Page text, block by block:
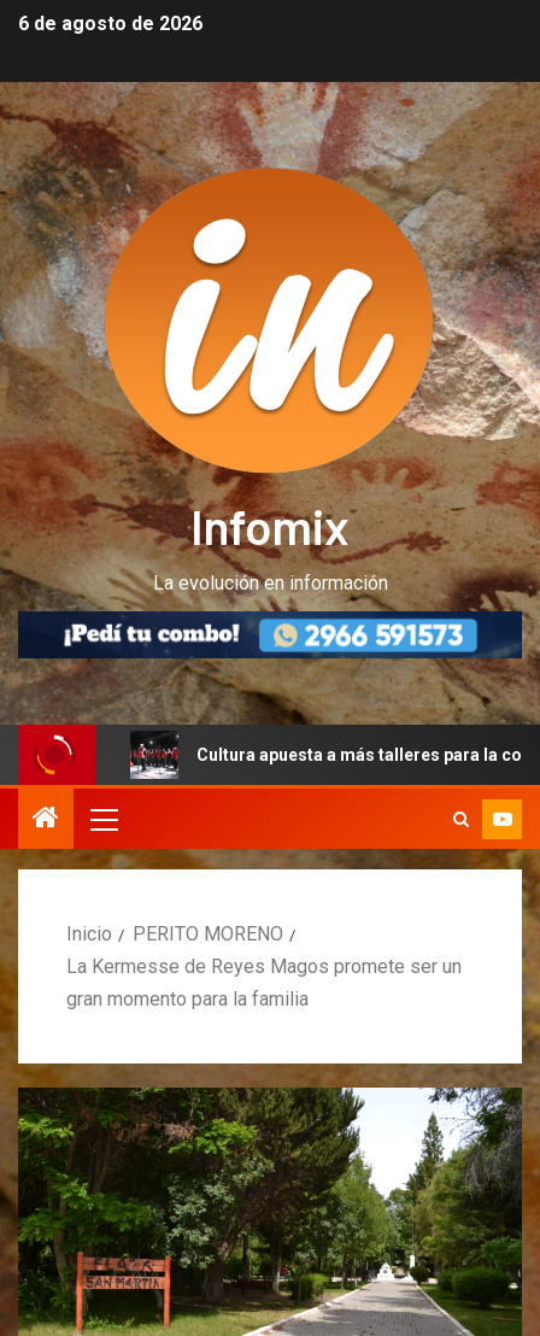
6 de agosto de 2026
Infomix
La evolución en información
Cultura apuesta a más talleres para la comunidad
Inicio
PERITO MORENO
La Kermesse de Reyes Magos promete ser un
gran momento para la familia